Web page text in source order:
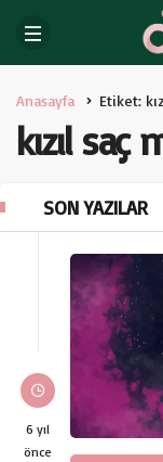
Anasayfa Etiket:
kızıl saç
SON YAZILAR
6 yıl
önce